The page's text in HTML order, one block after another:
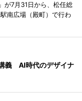
が7月31日から、松任総
南広場（殿町）で行わ
義 AI時代のデザイナ